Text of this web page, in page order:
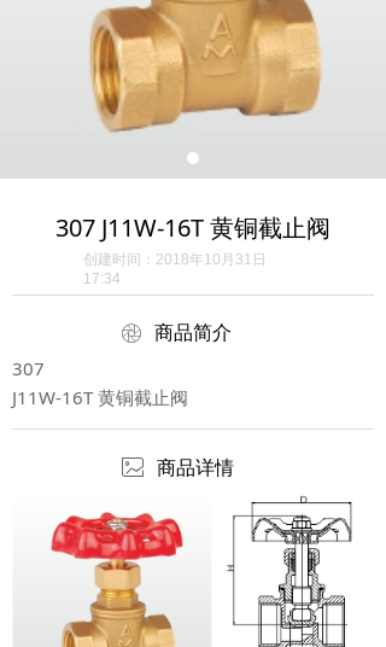
307 J11W-16T 黄铜截止阀
商品简介
创建时间： 2018年10月31日
17:34
307
J11W-16T 黄铜截止阀
商品详情
ꁵ
ꂈ